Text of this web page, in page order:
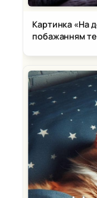
Картинка «На
побажанням